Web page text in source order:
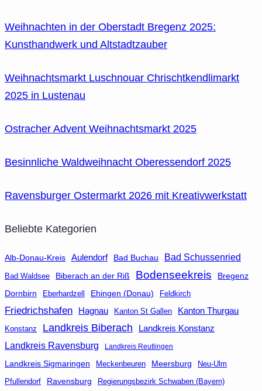
Weihnachten in der Oberstadt Bregenz 2025:
Kunsthandwerk und Altstadtzauber
Weihnachtsmarkt Luschnouar Chrischtkendlimarkt
2025 in Lustenau
Ostracher Advent Weihnachtsmarkt 2025
Besinnliche Waldweihnacht Oberessendorf 2025
Ravensburger Ostermarkt 2026 mit Kreativwerkstatt
Beliebte Kategorien
Alb-Donau-Kreis Aulendorf Bad Buchau Bad Schussenried
Bad Waldsee Biberach an der Riß Bodenseekreis
Bregenz
Dornbirn
Eberhardzell Ehingen (Donau) Feldkirch
Friedrichshafen Hagnau Kanton St Gallen Kanton Thurgau
Konstanz Landkreis Biberach Landkreis Konstanz
Landkreis Ravensburg Landkreis Reutlingen
Landkreis Sigmaringen Meckenbeuren Meersburg Neu-Ulm
Pfullendorf Ravensburg Regierungsbezirk Schwaben (Bayern)